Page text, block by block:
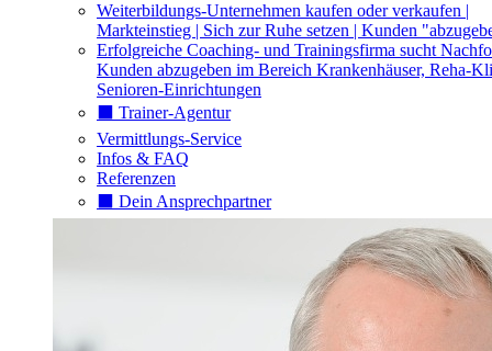
Weiterbildungs-Unternehmen kaufen oder verkaufen |
Markteinstieg | Sich zur Ruhe setzen | Kunden
Erfolgreiche Coaching- und Trainingsfirma sucht
Kunden abzugeben im Bereich Krankenhäuser, Reha-
Senioren-Einrichtungen
⬛️ Trainer-Agentur
Vermittlungs-Service
Infos & FAQ
Referenzen
⬛️ Dein Ansprechpartner